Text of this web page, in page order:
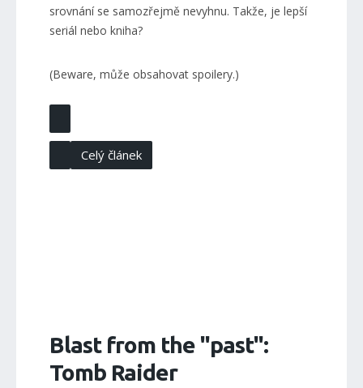
srovnání se samozřejmě nevyhnu. Takže, je lepší
seriál nebo kniha?
(Beware, může obsahovat spoilery.)
Celý článek
Blast from the "past":
Tomb Raider